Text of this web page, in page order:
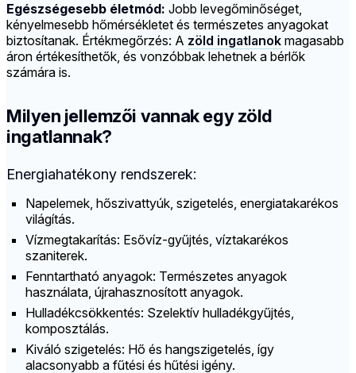
Egészségesebb életmód: Jobb levegőminőséget,
kényelmesebb hőmérsékletet és természetes anyagokat
biztosítanak. Értékmegőrzés: A zöld ingatlanok magasabb
áron értékesíthetők, és vonzóbbak lehetnek a bérlők
számára is.
Milyen jellemzői vannak egy zöld
ingatlannak?
Energiahatékony rendszerek:
Napelemek, hőszivattyúk, szigetelés, energiatakarékos
világítás.
Vízmegtakarítás: Esővíz-gyűjtés, víztakarékos
szaniterek.
Fenntartható anyagok: Természetes anyagok
használata, újrahasznosított anyagok.
Hulladékcsökkentés: Szelektív hulladékgyűjtés,
komposztálás.
Kiváló szigetelés: Hő és hangszigetelés, így
alacsonyabb a fűtési és hűtési igény.